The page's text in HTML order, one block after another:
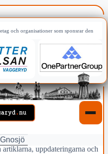
och organisationer som sponsrar den
Gnosjö
uppdateringarna och